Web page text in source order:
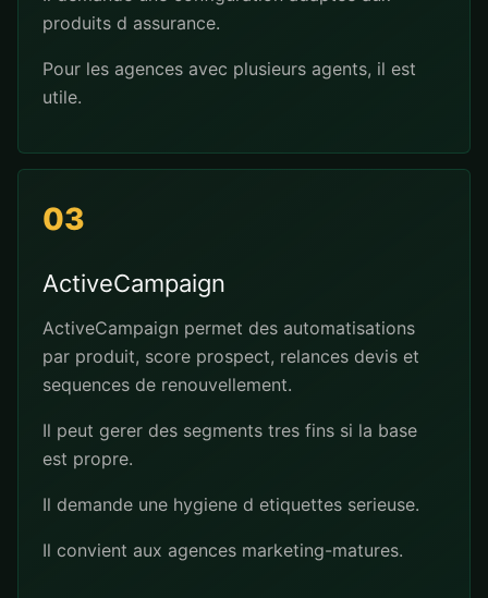
produits d assurance.
Pour les agences avec plusieurs agents, il est
utile.
03
ActiveCampaign
ActiveCampaign permet des automatisations
par produit, score prospect, relances devis et
sequences de renouvellement.
Il peut gerer des segments tres fins si la base
est propre.
Il demande une hygiene d etiquettes serieuse.
Il convient aux agences marketing-matures.